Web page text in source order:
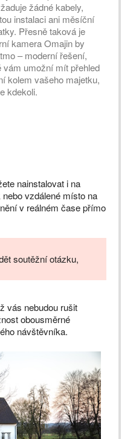
žádné kabely,
instalaci ani měsíční
Přesně taková je
kamera Omajin by
– moderní řešení,
vám umožní mít přehled
kolem vašeho majetku,
kdekoli.
nainstalovat i na
vzdálené místo na
v reálném čase přímo
soutěžní otázku,
vás nebudou rušit
obousměrné
návštěvníka.